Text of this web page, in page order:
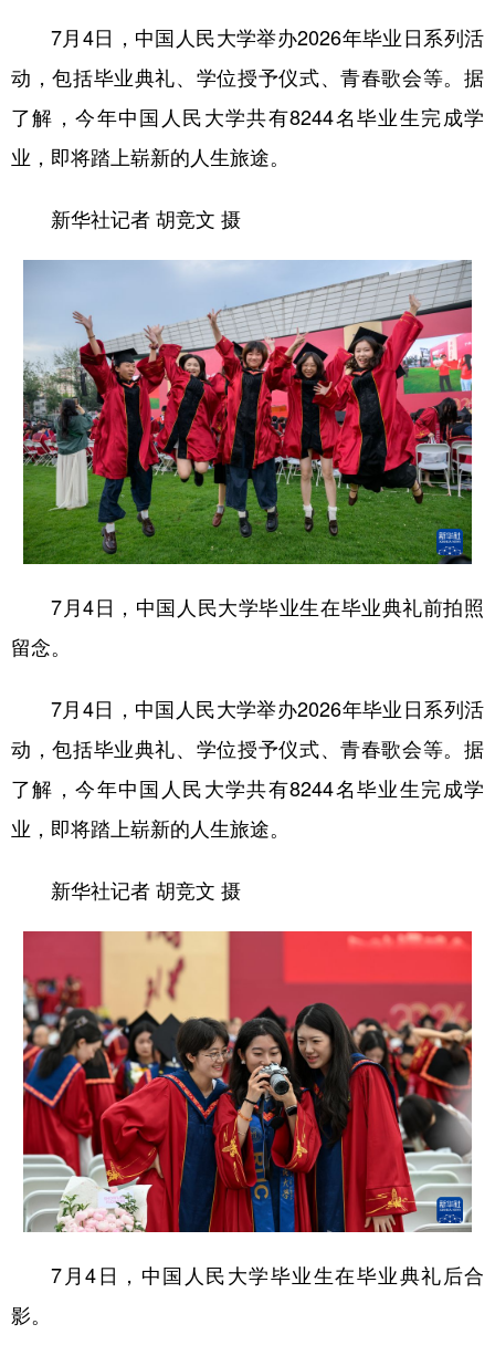
7月4日，中国人民大学举办2026年毕业日系列活
动，包括毕业典礼、学位授予仪式、青春歌会等。据
了解，今年中国人民大学共有8244名毕业生完成学
业，即将踏上崭新的人生旅途。
新华社记者 胡竞文 摄
7月4日，中国人民大学毕业生在毕业典礼前拍照
留念。
7月4日，中国人民大学举办2026年毕业日系列活
动，包括毕业典礼、学位授予仪式、青春歌会等。据
了解，今年中国人民大学共有8244名毕业生完成学
业，即将踏上崭新的人生旅途。
新华社记者 胡竞文 摄
7月4日，中国人民大学毕业生在毕业典礼后合
影。